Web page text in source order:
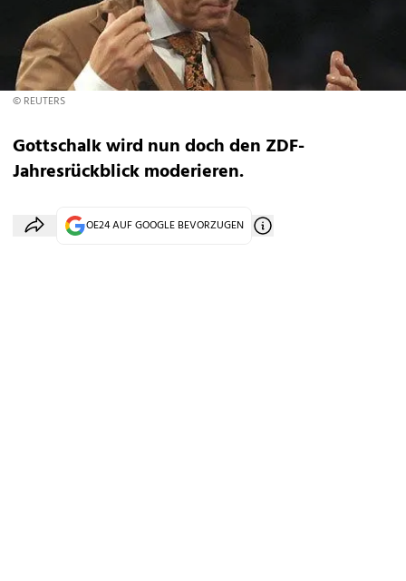
© REUTERS
Gottschalk wird nun doch den ZDF-
Jahresrückblick moderieren.
OE24 AUF GOOGLE BEVORZUGEN